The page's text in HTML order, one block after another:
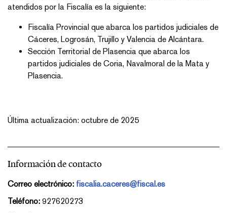
atendidos por la Fiscalía es la siguiente:
Fiscalía Provincial que abarca los partidos judiciales de
Cáceres, Logrosán, Trujillo y Valencia de Alcántara.
Sección Territorial de Plasencia que abarca los
partidos judiciales de Coria, Navalmoral de la Mata y
Plasencia.
Última actualización: octubre de 2025
Información de contacto
Correo electrónico: fiscalia.caceres@fiscal.es
Teléfono: 927620273